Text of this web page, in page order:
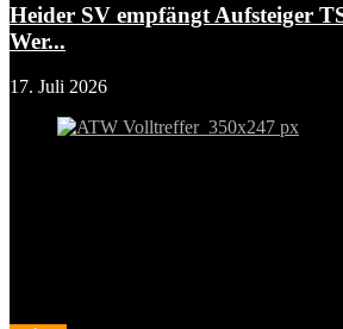
Heider SV empfängt Aufsteiger
Wer...
17. Juli 2026